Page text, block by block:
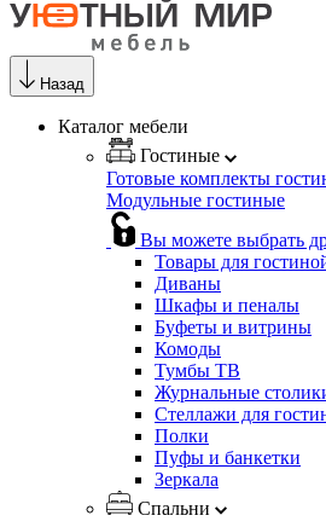
Назад
Каталог мебели
Гостиные
Готовые комплекты
Модульные гостиные
Вы можете выбрать
Товары для
Диваны
Шкафы и пеналы
Буфеты и витрины
Комоды
Тумбы ТВ
Журнальные
Стеллажи для
Полки
Пуфы и банкетки
Зеркала
Спальни